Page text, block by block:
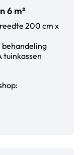
6 m²
200 cm x
behandeling
tuinkassen